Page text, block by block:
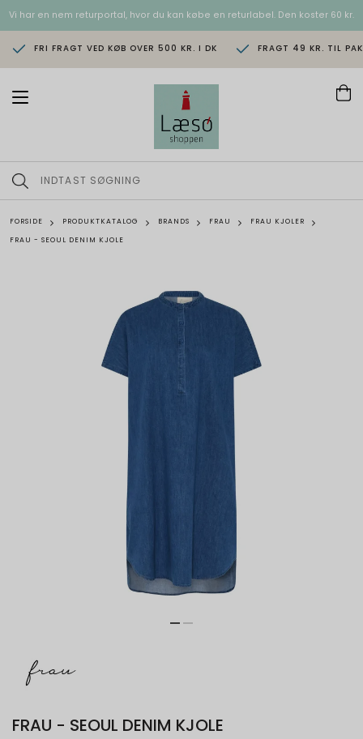
Vi har en nem returportal, hvor du kan købe en returlabel. Den koster 60 kr.
FRI FRAGT VED KØB OVER 500 KR. I DK FRAGT 49 KR. TIL
T
n
a
i
g
FORSIDE PRODUKTKATALOG BRANDS FRAU
FRAU KJOLER
FRAU - SEOUL DENIM KJOLE
FRAU - SEOUL DENIM KJOLE